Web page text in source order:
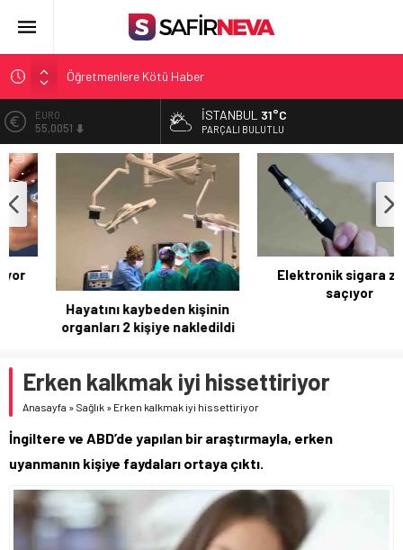
Öğretmenlere Kötü Haber
FETÖ’nün kritik ismi tutuklandı
Son dakika… İstanbul’da trafik felç
Yunanistan Başbakanı Çipras Türkiye’ye gelecek
Açlık Sınırı Açıklandı
ALTIN
6.584,66
BİST
13.889,75
DOLAR
47,7046
İSTANBUL 31°C
PARÇALI BULUTLU
Hayatını kaybeden kişinin
organları 2 kişiye nakledildi
Elektronik sigara zehir
Erken kalkmak iyi hissettiriyor
Anasayfa » Sağlık » Erken kalkmak iyi hissettiriyor
İngiltere ve ABD’de yapılan bir araştırmayla, erken
uyanmanın kişiye faydaları ortaya çıktı.